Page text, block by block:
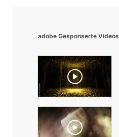
adobe Gesponserte Videos